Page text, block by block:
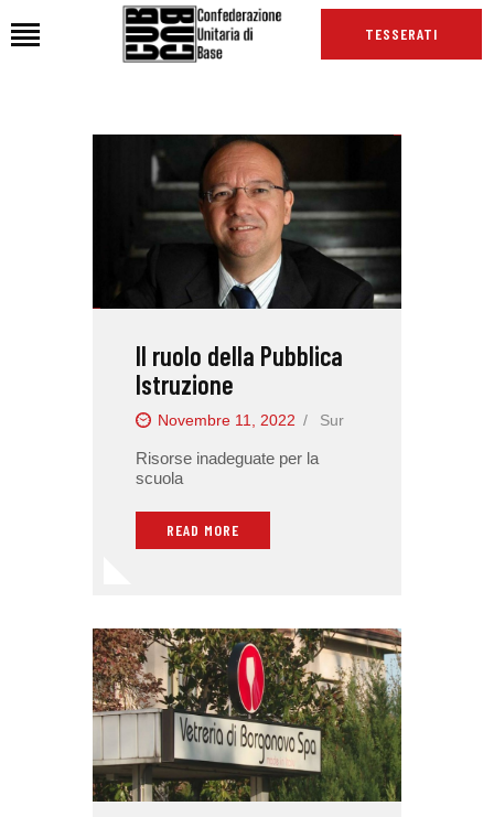
TESSERATI
CHI SIAMO
NEWS
PODCAST CUB
INTERNAZIONALE
RASSEGNA STAMPA
Il ruolo della Pubblica
Istruzione
Novembre 11, 2022 Sur
Risorse inadeguate per la
scuola
READ MORE